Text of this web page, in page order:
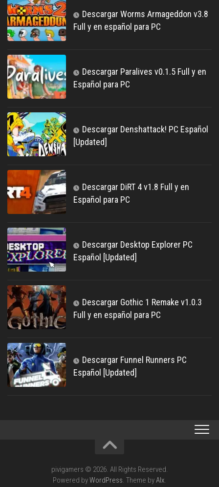
Descargar Worms Armageddon v3.8
Full y en español para PC
Descargar Paralives v0.1.5 Full y en
Español para PC
Descargar Denshattack! PC Español
[Updated]
Descargar DiRT 4 v1.8 Full y en
Español para PC
Descargar Desktop Explorer PC
Español [Updated]
Descargar Gothic 1 Remake v1.0.3
Full y en español para PC
Descargar Funnel Runners PC
Español [Updated]
pivigamers © 2026. All Rights Reserved.
Powered byWordPress . Theme by Alx